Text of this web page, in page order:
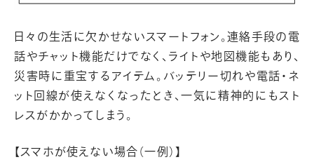
日々の生活に欠かせないスマートフォン。連絡手段の電
話やチャット機能だけでなく、ライトや地図機能もあり、
災害時に重宝するアイテム。バッテリー切れや電話・ネ
ット回線が使えなくなったとき、一気に精神的にもスト
レスがかかってしまう。
【スマホが使えない場合（一例）】